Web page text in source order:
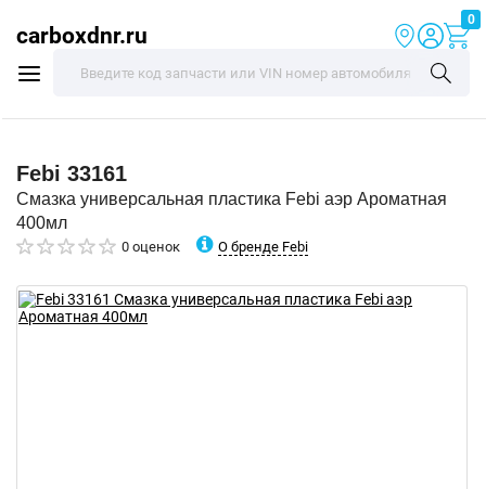
carboxdnr.ru
0
Febi 33161
Смазка универсальная пластика Febi аэр Ароматная
400мл
0 оценок О бренде Febi